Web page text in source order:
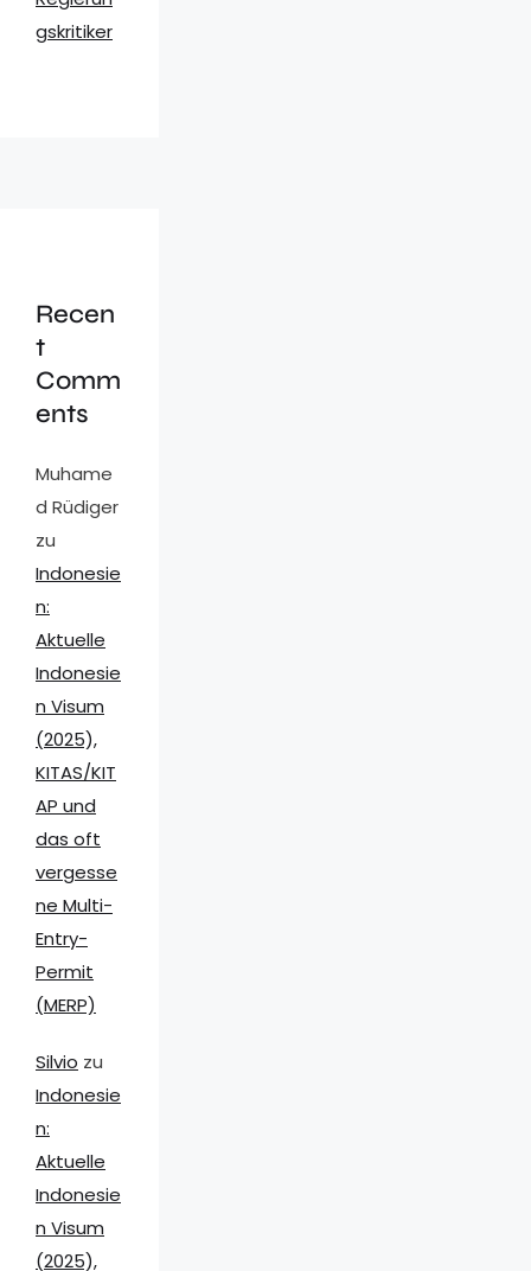
gskritiker
Recen
t
Comm
ents
Muhame
d Rüdiger
zu
Indonesie
n:
Aktuelle
Indonesie
n Visum
(2025),
KITAS/KIT
AP und
das oft
vergesse
ne Multi-
Entry-
Permit
(MERP)
Silvio zu
Indonesie
n:
Aktuelle
Indonesie
n Visum
(2025),